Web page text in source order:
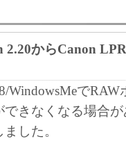
府または関連する
なしに、「本ソフ
または間接に輸出
客様が、『同意』
2.20からCanon
WindowsMeで
できなくなる場合
した。